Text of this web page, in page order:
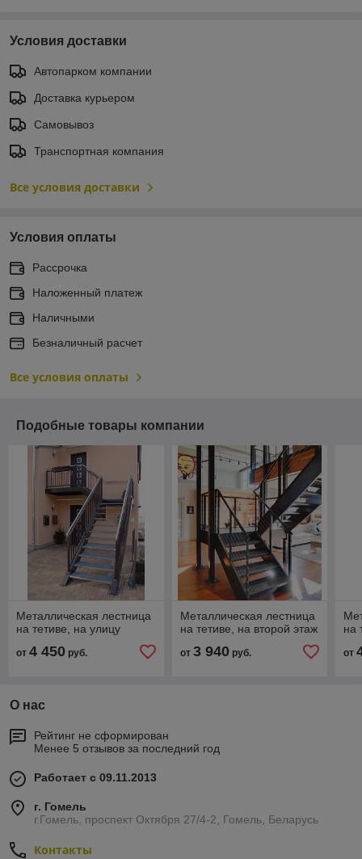
Условия доставки
Автопарком компании
Доставка курьером
Самовывоз
Транспортная компания
Все условия доставки
Условия оплаты
Рассрочка
Наложенный платеж
Наличными
Безналичный расчет
Все условия оплаты
Подобные товары компании
Металлическая лестница
на тетиве, на улицу
от 4 450 руб.
Металлическая лестница
на тетиве, на второй этаж
от 3 940руб.
на
от
О нас
Рейтинг не сформирован
Менее 5 отзывов за последний год
Работает с 09.11.2013
г. Гомель
г.Гомель, проспект Октября 27/4-2, Гомель, Беларусь
Контакты